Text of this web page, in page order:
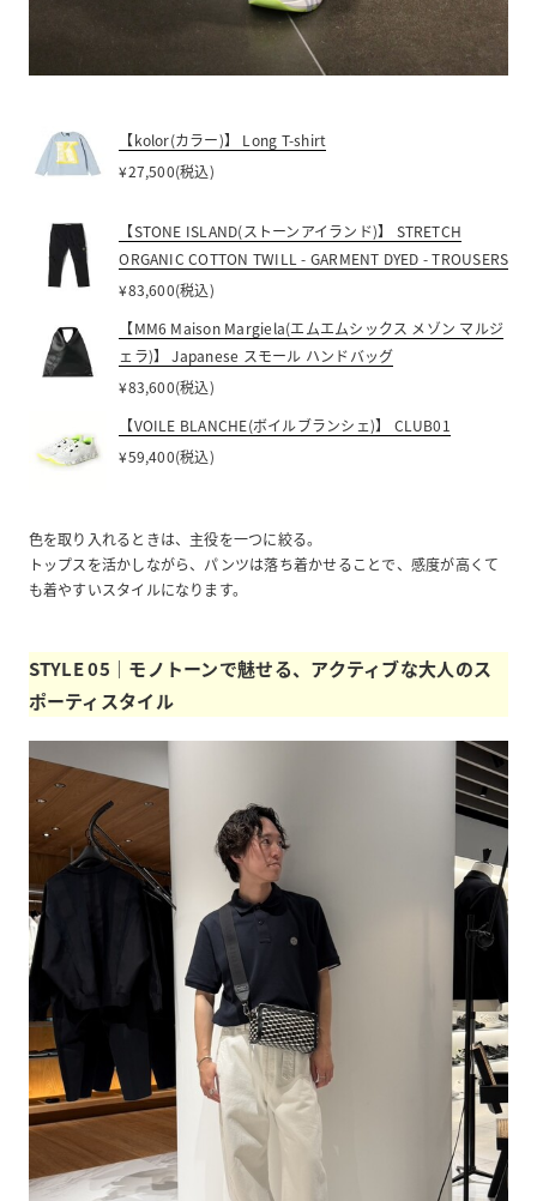
【kolor(カラー)】 Long T-shirt
¥27,500(税込)
【STONE ISLAND(ストーンアイランド)】 STRETCH
ORGANIC COTTON TWILL - GARMENT DYED - TROUSERS
¥83,600(税込)
【MM6 Maison Margiela(エムエムシックス メゾン マルジ
ェラ)】 Japanese スモール ハンドバッグ
¥83,600(税込)
【VOILE BLANCHE(ボイルブランシェ)】 CLUB01
¥59,400(税込)
色を取り入れるときは、主役を一つに絞る。
トップスを活かしながら、パンツは落ち着かせることで、感度が高くて
も着やすいスタイルになります。
STYLE 05｜モノトーンで魅せる、アクティブな大人のス
ポーティスタイル